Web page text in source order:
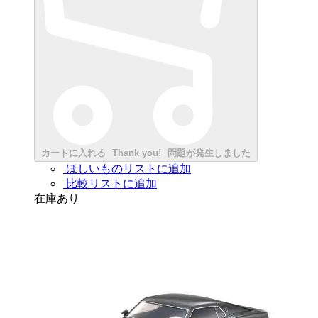
カートに入れる Thank you! 問題が発生しました
ほしいものリストに追加
比較リストに追加
在庫あり